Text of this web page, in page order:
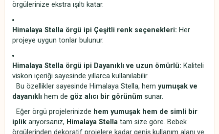
örgülerinize ekstra ışıltı katar.
Himalaya Stella örgü ipi Çeşitli renk seçenekleri: Her
projeye uygun tonlar bulunur.
Himalaya Stella örgü ipi Dayanıklı ve uzun ömürlü: Kaliteli
viskon içeriği sayesinde yıllarca kullanılabilir.
Bu özellikler sayesinde Himalaya Stella, hem yumuşak ve
dayanıklı hem de göz alıcı bir görünüm sunar.
Eğer örgü projelerinizde hem yumuşak hem de simli bir
iplik arıyorsanız, Himalaya Stella tam size göre. Bebek